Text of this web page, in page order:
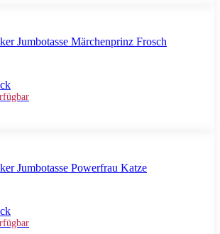
Jumbotasse Märchenprinz Frosch
Jumbotasse Powerfrau Katze